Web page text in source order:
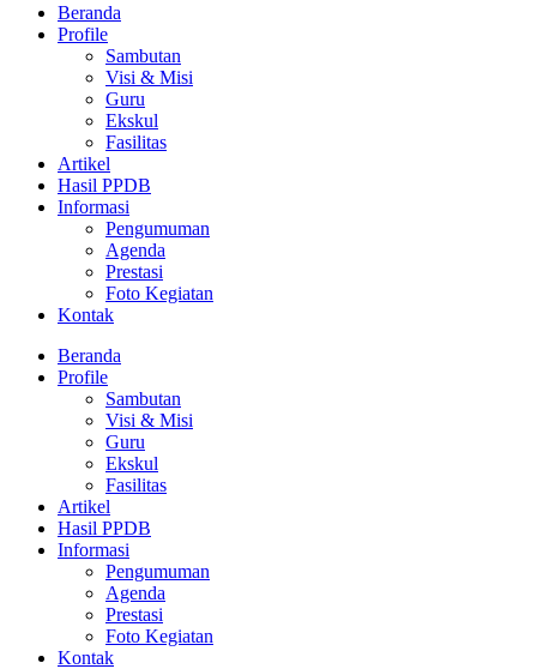
Beranda
Profile
Sambutan
Visi & Misi
Guru
Ekskul
Fasilitas
Artikel
Hasil PPDB
Informasi
Pengumuman
Agenda
Prestasi
Foto Kegiatan
Kontak
Beranda
Profile
Sambutan
Visi & Misi
Guru
Ekskul
Fasilitas
Artikel
Hasil PPDB
Informasi
Pengumuman
Agenda
Prestasi
Foto Kegiatan
Kontak